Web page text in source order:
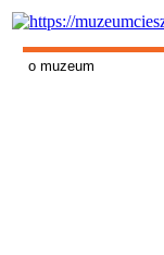
o muzeum